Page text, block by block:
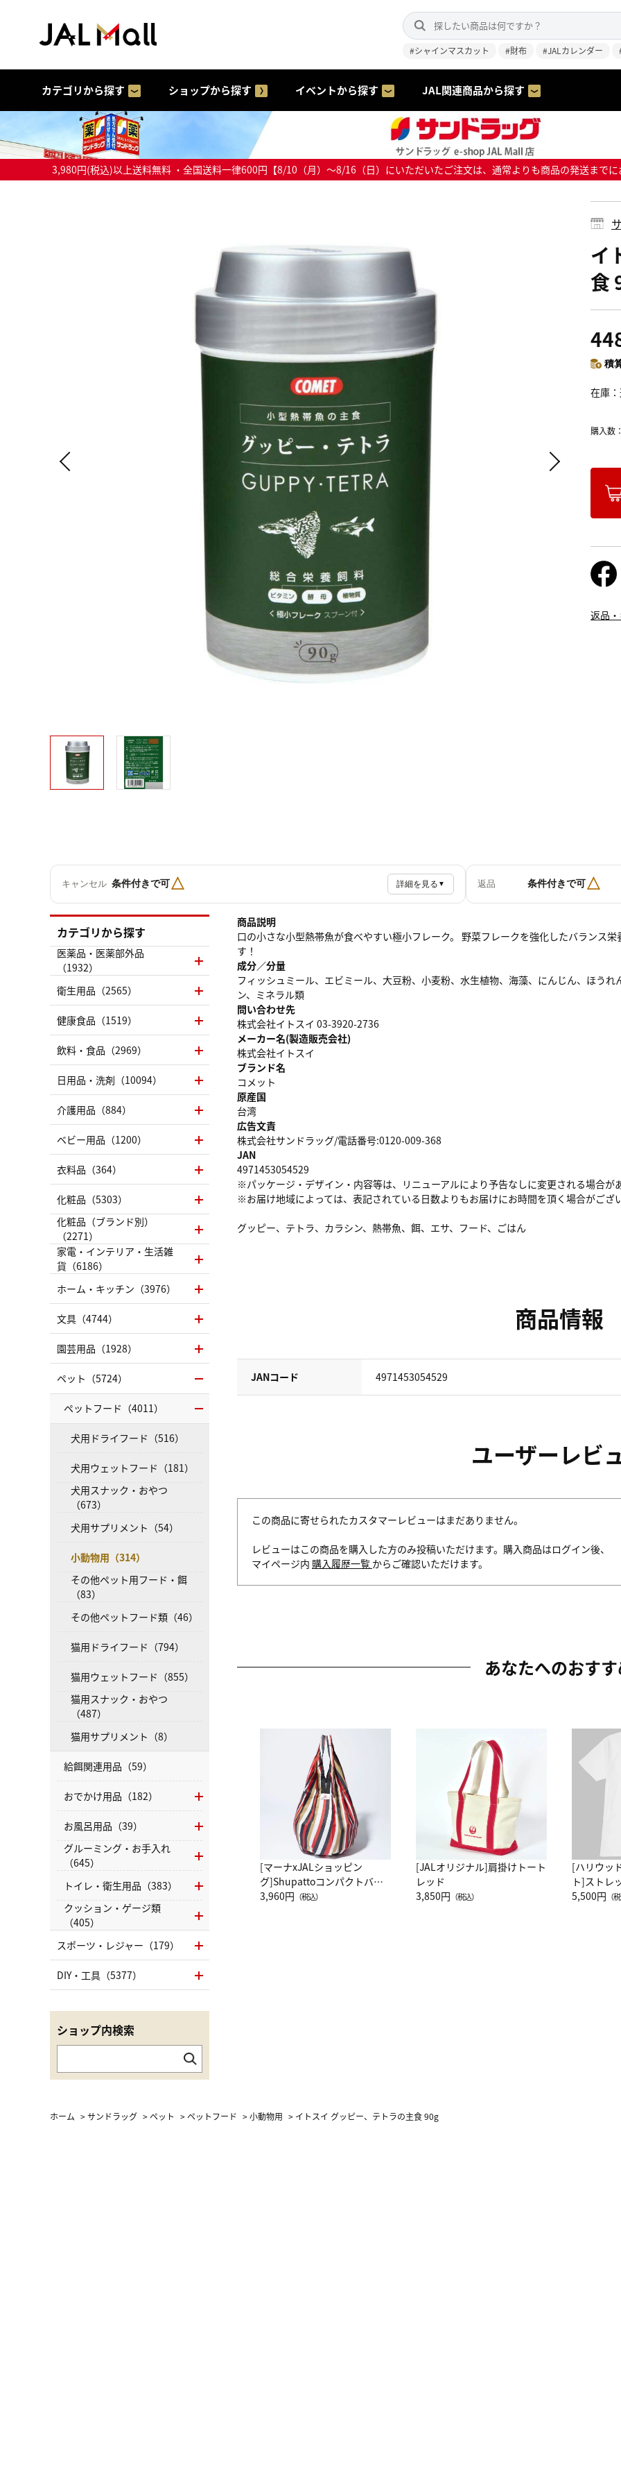
#シャインマスカット #財布 #JALカレンダー
カテゴリから探す ショップから探す イベントから探す JAL関連商品から探す
3,980円(税込)以上送料無料 ・全国送料一律600円【8/10（月）～8/16（日）にいただいたご注文は、通常よりも商品の発送まで
イ
食
積
在庫
購入数
返品
キャンセル 条件付きで可△ 詳細を見る ▼ 返品 条件付きで可△
商品説明
口の小さな小型熱帯魚が食べやすい極小フレーク。 野菜フレークを強化したバランス
す！
成分／分量
フィッシュミール、エビミール、大豆粉、小麦粉、水生植物、海藻、にんじん、ほう
ン、ミネラル類
問い合わせ先
株式会社イトスイ 03-3920-2736
メーカー名(製造販売会社)
株式会社イトスイ
ブランド名
コメット
原産国
台湾
広告文責
株式会社サンドラッグ/電話番号:0120-009-368
JAN
4971453054529
※パッケージ・デザイン・内容等は、リニューアルにより予告なしに変更される場合が
※お届け地域によっては、表記されている日数よりもお届けにお時間を頂く場合がござ
グッピー、テトラ、カラシン、熱帯魚、餌、エサ、フード、ごはん
商品情報
JANコード 4971453054529
ユーザーレビ
この商品に寄せられたカスタマーレビューはまだありません。
レビューはこの商品を購入した方のみ投稿いただけます。購入商品はログイン後、
マイページ内 購入履歴一覧 からご確認いただけます。
あなたへのおす
[マーナxJALショッピン
グ]Shupattoコンパクトバッ
グ Drop JAL客室乗務員
3,960円 （税込）
[JALオリジナル]肩掛けトート
レッド
3,850円 （税込）
[ハリウッ
ト]ストレ
ーネック
5,500円 （
カテゴリから探す
医薬品・医薬部外品
（1932）
衛生用品（2565）
健康食品（1519）
飲料・食品（2969）
日用品・洗剤（10094）
介護用品（884）
ベビー用品（1200）
衣料品（364）
化粧品（5303）
化粧品（ブランド別）
（2271）
家電・インテリア・生活雑
貨（6186）
ホーム・キッチン（3976）
文具（4744）
園芸用品（1928）
ペット（5724）
ペットフード（4011）
犬用ドライフード（516）
犬用ウェットフード（181）
犬用スナック・おやつ
（673）
犬用サプリメント（54）
小動物用（314）
その他ペット用フード・餌
（83）
その他ペットフード類（46）
猫用ドライフード（794）
猫用ウェットフード（855）
猫用スナック・おやつ
（487）
猫用サプリメント（8）
給餌関連用品（59）
おでかけ用品（182）
お風呂用品（39）
グルーミング・お手入れ
（645）
トイレ・衛生用品（383）
クッション・ゲージ類
（405）
スポーツ・レジャー（179）
DIY・工具（5377）
ショップ内検索
ホーム >サンドラッグ >ペット >ペットフード >小動物用 > イトスイ グッピー、テトラの主食 90g